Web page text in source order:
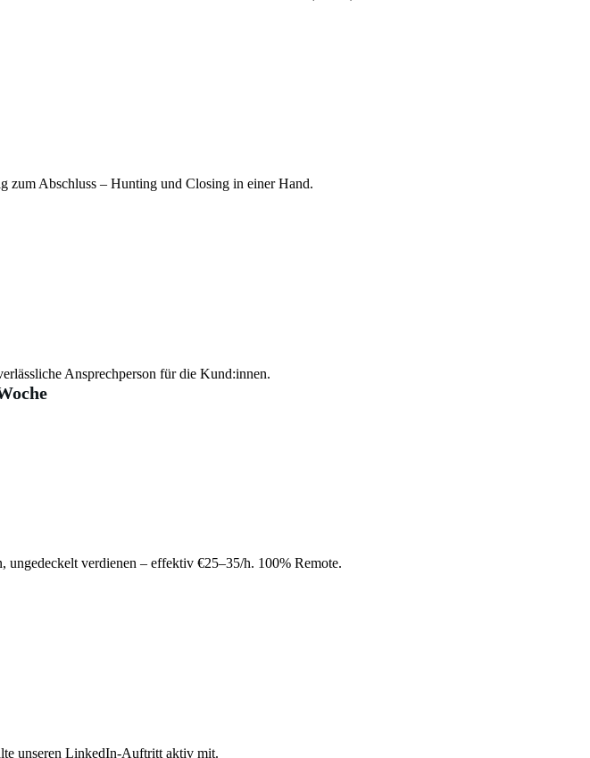
zum Abschluss – Hunting und Closing in einer Hand.
Ansprechperson für die Kund:innen.
ungedeckelt verdienen – effektiv €25–35/h. 100% Remote.
unseren LinkedIn-Auftritt aktiv mit.